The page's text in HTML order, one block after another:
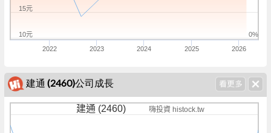
2022 2023 2024 2025 2026
0%
10元
15元
建通 (2460)公司成長
建通 (2460) 嗨投資 histock.tw